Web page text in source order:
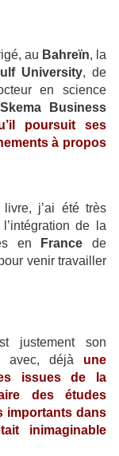
au Bahreïn, la
University, de
en science
Skema Business
poursuit ses
à propos
j’ai été très
de la
en
France de
venir travailler
justement son
avec, déjà une
issues de la
des études
importants dans
inimaginable